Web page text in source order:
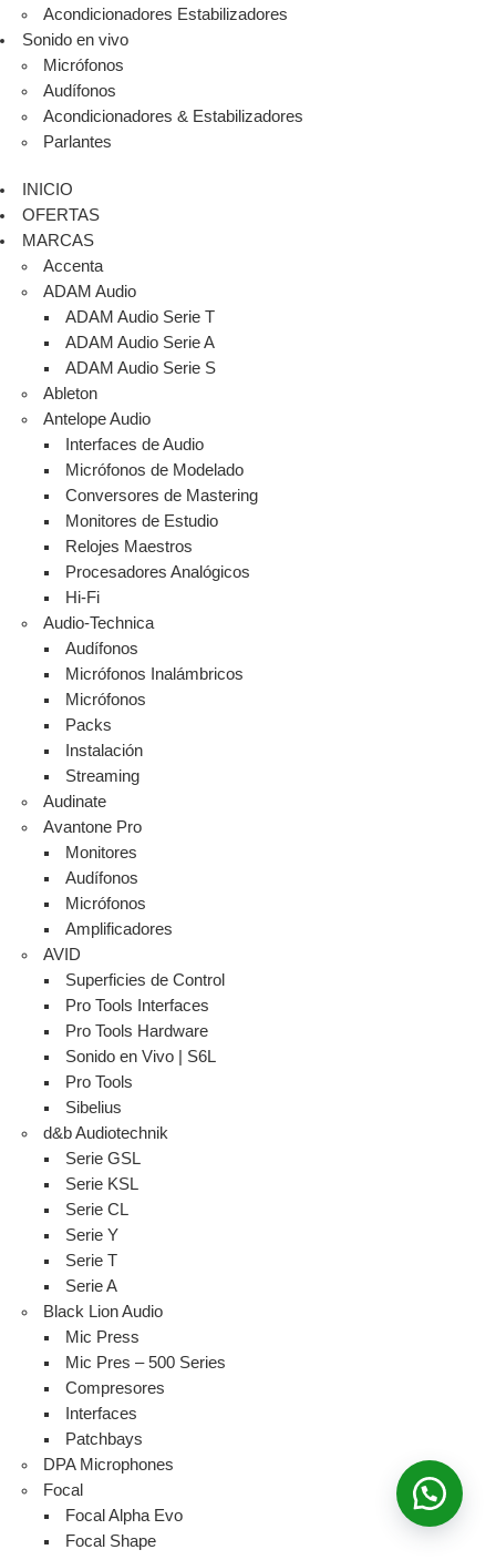
Acondicionadores Estabilizadores
Sonido en vivo
Micrófonos
Audífonos
Acondicionadores & Estabilizadores
Parlantes
INICIO
OFERTAS
MARCAS
Accenta
ADAM Audio
ADAM Audio Serie T
ADAM Audio Serie A
ADAM Audio Serie S
Ableton
Antelope Audio
Interfaces de Audio
Micrófonos de Modelado
Conversores de Mastering
Monitores de Estudio
Relojes Maestros
Procesadores Analógicos
Hi-Fi
Audio-Technica
Audífonos
Micrófonos Inalámbricos
Micrófonos
Packs
Instalación
Streaming
Audinate
Avantone Pro
Monitores
Audífonos
Micrófonos
Amplificadores
AVID
Superficies de Control
Pro Tools Interfaces
Pro Tools Hardware
Sonido en Vivo | S6L
Pro Tools
Sibelius
d&b Audiotechnik
Serie GSL
Serie KSL
Serie CL
Serie Y
Serie T
Serie A
Black Lion Audio
Mic Press
Mic Pres – 500 Series
Compresores
Interfaces
Patchbays
DPA Microphones
Focal
Focal Alpha Evo
Focal Shape